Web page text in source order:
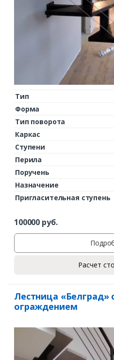
Тип
Форма
Тип поворота
Каркас
Ступени
Перила
Поручень
Назначение
Пригласительная ступень
100000 руб.
Расчет
Лестница «Белград»
ограждением